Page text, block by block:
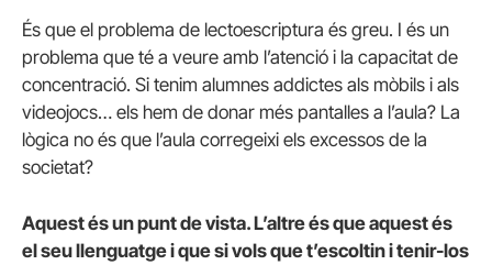
És que el problema de lectoescriptura és greu. I és un
problema que té a veure amb l’atenció i la capacitat de
concentració. Si tenim alumnes addictes als mòbils i als
videojocs… els hem de donar més pantalles a l’aula? La
lògica no és que l’aula corregeixi els excessos de la
societat?
Aquest és un punt de vista. L’altre és que aquest és
el seu llenguatge i que si vols que t’escoltin i tenir-los